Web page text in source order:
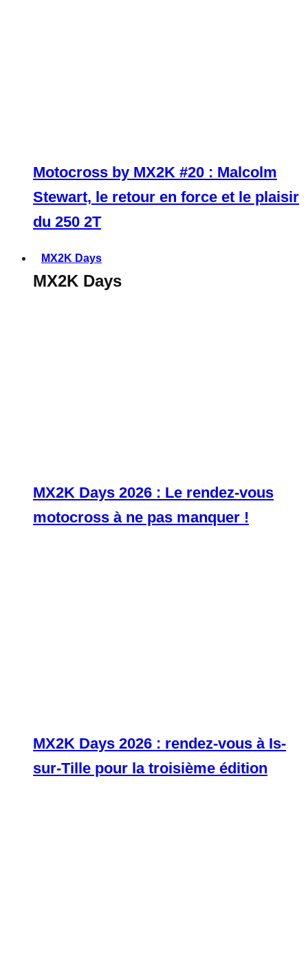
Motocross by MX2K #20 : Malcolm
Stewart, le retour en force et le plaisir
du 250 2T
MX2K Days
MX2K Days
MX2K Days 2026 : Le rendez-vous
motocross à ne pas manquer !
MX2K Days 2026 : rendez-vous à Is-
sur-Tille pour la troisième édition